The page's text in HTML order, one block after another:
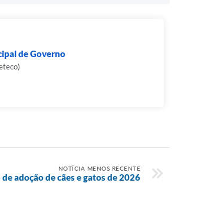
de Governo
NOTÍCIA MENOS RECENTE
adoção de cães e gatos de 2026